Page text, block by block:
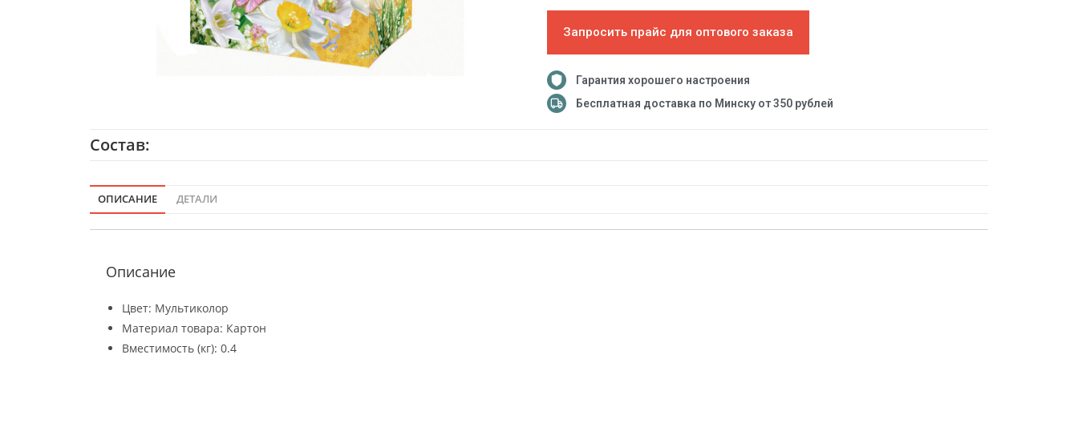
Запросить прайс для оптового заказа
Гарантия хорошего настроения
Бесплатная доставка по Минску от 350 рублей
Состав:
ОПИСАНИЕ ДЕТАЛИ
Описание
Цвет: Мультиколор
Материал товара: Картон
Вместимость (кг): 0.4